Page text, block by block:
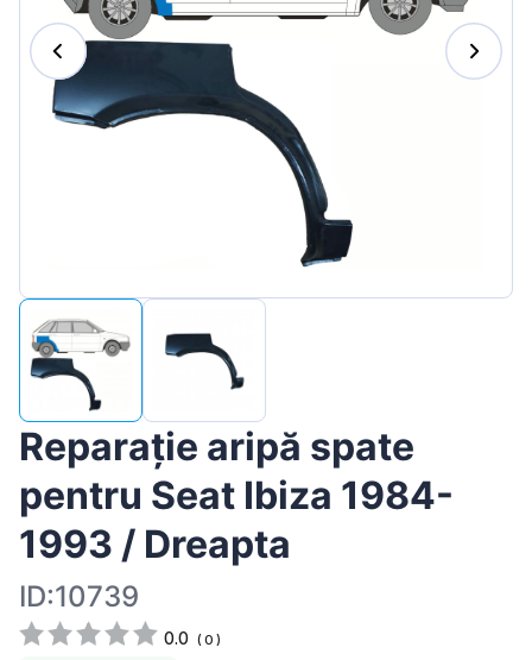
Magyar
Português
Slovenian
Latvian
Slovenčina
Reparație aripă spate
pentru Seat Ibiza 1984-
1993 / Dreapta
ID:10739
0.0 (0 )